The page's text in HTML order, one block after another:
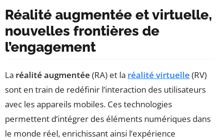
Réalité augmentée et virtuelle,
nouvelles frontières de
l’engagement
La réalité augmentée (RA) et la réalité virtuelle (RV)
sont en train de redéfinir l’interaction des utilisateurs
avec les appareils mobiles. Ces technologies
permettent d’intégrer des éléments numériques dans
le monde réel, enrichissant ainsi l’expérience